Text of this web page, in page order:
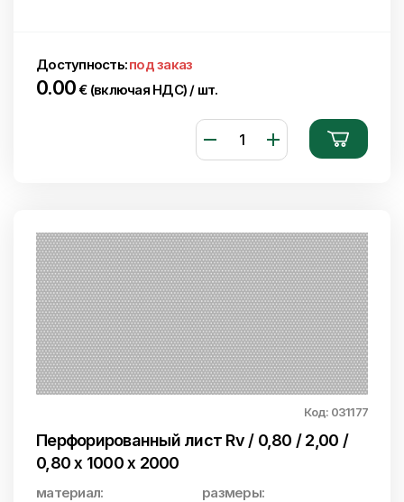
Доступность:под заказ
0.00€ (включая НДС) / шт.
Код: 031177
Перфорированный лист Rv / 0,80 / 2,00 /
0,80 x 1000 x 2000
материал:
размеры: